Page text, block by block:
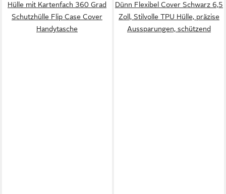
Hülle mit Kartenfach 360 Grad
Schutzhülle Flip Case Cover
Handytasche
Dünn Flexibel Cover Schwarz 6,5
Zoll, Stilvolle TPU Hülle, präzise
Aussparungen, schützend